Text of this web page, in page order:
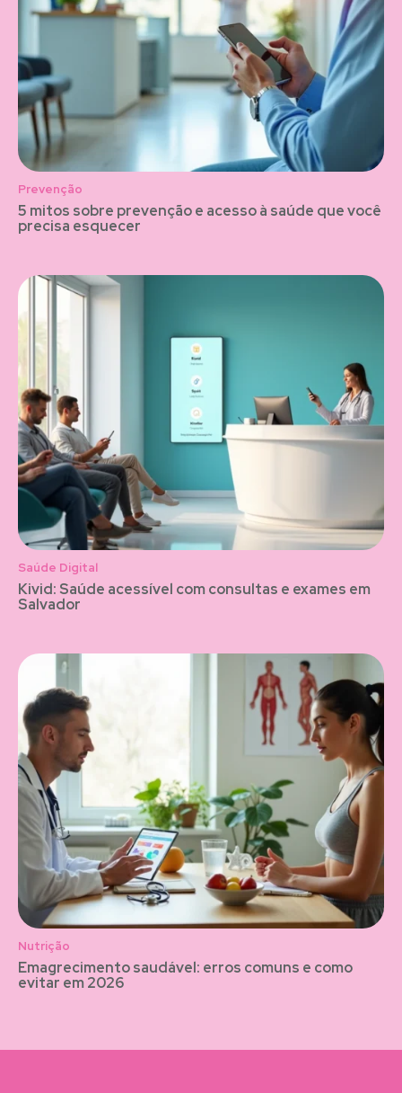
Prevenção
5 mitos sobre prevenção e acesso à saúde que você
precisa esquecer
Saúde Digital
Kivid: Saúde acessível com consultas e exames em
Salvador
Nutrição
Emagrecimento saudável: erros comuns e como
evitar em 2026